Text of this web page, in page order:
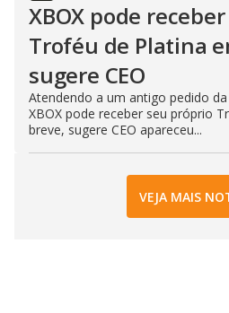
XBOX pode
Troféu de Platina
sugere CEO
Atendendo a um antigo pedido
XBOX pode receber seu próprio
breve, sugere CEO apareceu...
VEJA MAIS